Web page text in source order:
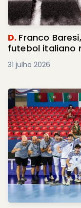
D. Franco
futebol italiano
31 julho 2026